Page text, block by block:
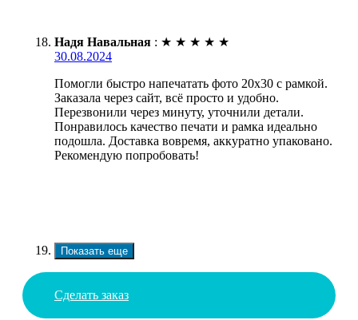
Надя Навальная : ★ ★ ★ ★ ★
30.08.2024
Помогли быстро напечатать фото 20х30 с рамкой.
Заказала через сайт, всё просто и удобно.
Перезвонили через минуту, уточнили детали.
Понравилось качество печати и рамка идеально
подошла. Доставка вовремя, аккуратно упаковано.
Рекомендую попробовать!
Показать еще
Сделать заказ